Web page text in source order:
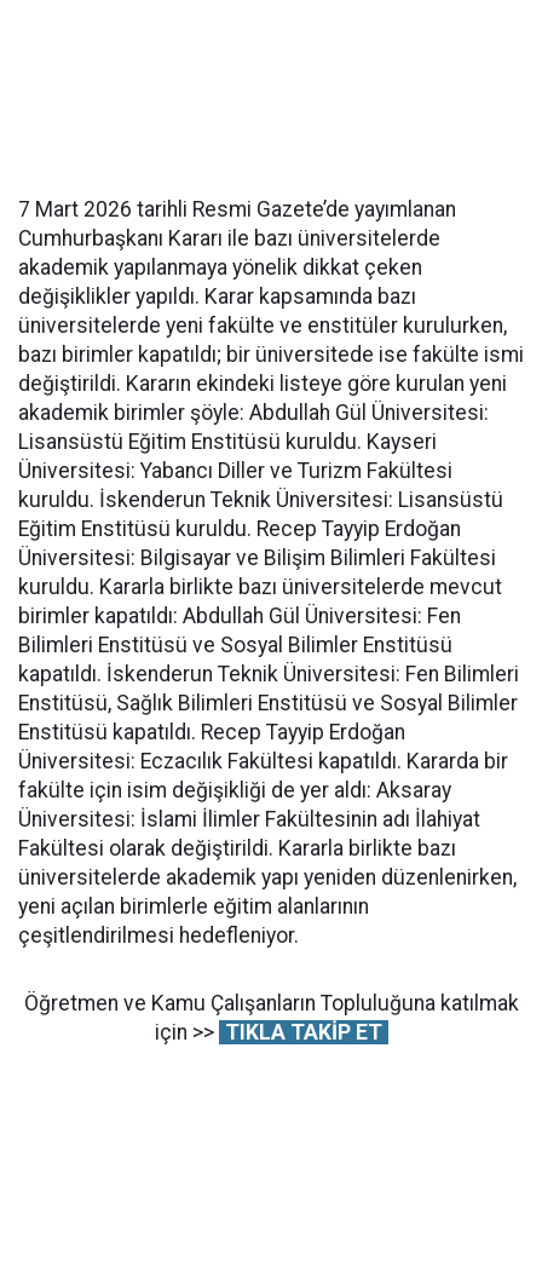
7 Mart 2026 tarihli Resmi Gazete’de yayımlanan
Cumhurbaşkanı Kararı ile bazı üniversitelerde
akademik yapılanmaya yönelik dikkat çeken
değişiklikler yapıldı. Karar kapsamında bazı
üniversitelerde yeni fakülte ve enstitüler kurulurken,
bazı birimler kapatıldı; bir üniversitede ise fakülte ismi
değiştirildi. Kararın ekindeki listeye göre kurulan yeni
akademik birimler şöyle: Abdullah Gül Üniversitesi:
Lisansüstü Eğitim Enstitüsü kuruldu. Kayseri
Üniversitesi: Yabancı Diller ve Turizm Fakültesi
kuruldu. İskenderun Teknik Üniversitesi: Lisansüstü
Eğitim Enstitüsü kuruldu. Recep Tayyip Erdoğan
Üniversitesi: Bilgisayar ve Bilişim Bilimleri Fakültesi
kuruldu. Kararla birlikte bazı üniversitelerde mevcut
birimler kapatıldı: Abdullah Gül Üniversitesi: Fen
Bilimleri Enstitüsü ve Sosyal Bilimler Enstitüsü
kapatıldı. İskenderun Teknik Üniversitesi: Fen Bilimleri
Enstitüsü, Sağlık Bilimleri Enstitüsü ve Sosyal Bilimler
Enstitüsü kapatıldı. Recep Tayyip Erdoğan
Üniversitesi: Eczacılık Fakültesi kapatıldı. Kararda bir
fakülte için isim değişikliği de yer aldı: Aksaray
Üniversitesi: İslami İlimler Fakültesinin adı İlahiyat
Fakültesi olarak değiştirildi. Kararla birlikte bazı
üniversitelerde akademik yapı yeniden düzenlenirken,
yeni açılan birimlerle eğitim alanlarının
çeşitlendirilmesi hedefleniyor.
Öğretmen ve Kamu Çalışanların Topluluğuna katılmak
için >> TIKLA TAKİP ET